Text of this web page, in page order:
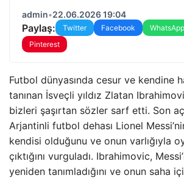
admin•22.06.2026 19:04
Paylaş: Twitter Facebook WhatsApp
Pinterest
Futbol dünyasında cesur ve kendine
tanınan İsveçli yıldız Zlatan
bizleri şaşırtan sözler sarf etti. Son
Arjantinli futbol dehası Lionel
kendisi olduğunu ve onun varlığıyla
çıktığını vurguladı. Ibrahimovic,
yeniden tanımladığını ve onun saha